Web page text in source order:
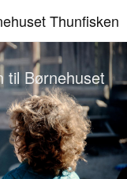
Thunfisken
til Børnehuset